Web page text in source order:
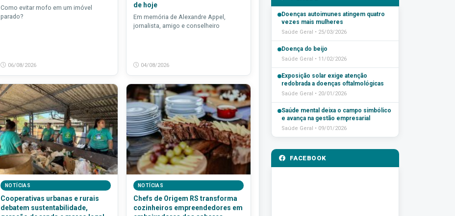
Como evitar mofo em um imóvel
parado?
06/08/2026
de hoje
Em memória de Alexandre Appel,
jornalista, amigo e conselheiro
04/08/2026
NOTÍCIAS
Cooperativas urbanas e rurais
debatem sustentabilidade,
NOTÍCIAS
Chefs de Origem RS transforma
cozinheiros empreendedores em
Doenças autoimunes atingem quatro
vezes mais mulheres
Saúde Geral • 25/03/2026
Doença do beijo
Saúde Geral • 11/02/2026
Exposição solar exige atenção
redobrada a doenças oftalmológicas
Saúde Geral • 20/01/2026
Saúde mental deixa o campo simbólico
e avança na gestão empresarial
Saúde Geral • 09/01/2026
FACEBOOK